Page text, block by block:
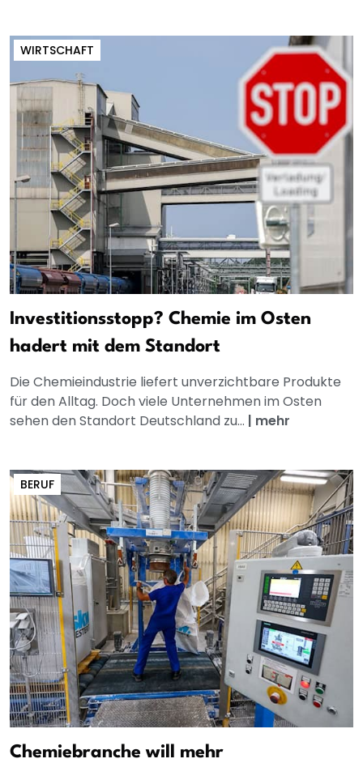
WIRTSCHAFT
Investitionsstopp? Chemie im Osten
hadert mit dem Standort
Die Chemieindustrie liefert unverzichtbare Produkte
für den Alltag. Doch viele Unternehmen im Osten
sehen den Standort Deutschland zu... | mehr
BERUF
Chemiebranche will mehr